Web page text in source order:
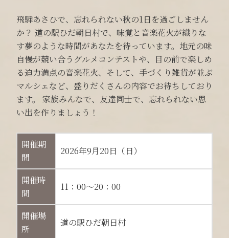
飛騨あさひで、忘れられない秋の1日を過ごしません
か？ 道の駅ひだ朝日村で、味覚と音楽花火が織りな
す夢のような時間があなたを待っています。地元の味
自慢が競い合うグルメコンテストや、目の前で楽しめ
る迫力満点の音楽花火、そして、手づくり雑貨が並ぶ
マルシェなど、盛りだくさんの内容でお待ちしており
ます。 家族みんなで、友達同士で、忘れられない思
い出を作りましょう！
開催期
間
2026年9月20日（日）
開催時
間
11：00～20：00
開催場
所
道の駅ひだ朝日村